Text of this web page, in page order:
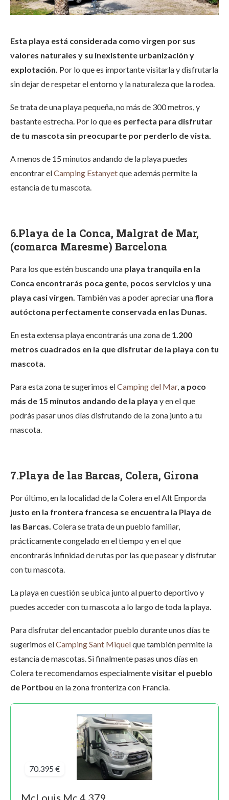
Esta playa está considerada como virgen por sus
valores naturales y su inexistente urbanización y
explotación. Por lo que es importante visitarla y disfrutarla
sin dejar de respetar el entorno y la naturaleza que la rodea.
Se trata de una playa pequeña, no más de 300 metros, y
bastante estrecha. Por lo que es perfecta para disfrutar
de tu mascota sin preocuparte por perderlo de vista.
A menos de 15 minutos andando de la playa puedes
encontrar elCamping Estanyetque además permite la
estancia de tu mascota.
6.Playa de la Conca, Malgrat de Mar,
(comarca Maresme) Barcelona
Para los que estén buscando una playa tranquila en la
Conca encontrarás poca gente, pocos servicios y una
playa casi virgen. También vas a poder apreciar una flora
autóctona perfectamente conservada en las Dunas.
En esta extensa playa encontrarás una zona de 1.200
metros cuadrados en la que disfrutar de la playa con tu
mascota.
Para esta zona te sugerimos elCamping del Mar, a poco
más de 15 minutos andando de la playa y en el que
podrás pasar unos días disfrutando de la zona junto a tu
mascota.
7.Playa de las Barcas, Colera, Girona
Por último, en la localidad de la Colera en el Alt Emporda
justo en la frontera francesa se encuentra la Playa de
las Barcas. Colera se trata de un pueblo familiar,
prácticamente congelado en el tiempo y en el que
encontrarás infinidad de rutas por las que pasear y disfrutar
con tu mascota.
La playa en cuestión se ubica junto al puerto deportivo y
puedes acceder con tu mascota a lo largo de toda la playa.
Para disfrutar del encantador pueblo durante unos días te
sugerimos elCamping Sant Miquelque también permite la
estancia de mascotas. Si finalmente pasas unos días en
Colera te recomendamos especialmentevisitar el pueblo
de Portbou en la zona fronteriza con Francia.
70.395 €
McLouis Mc 4 379